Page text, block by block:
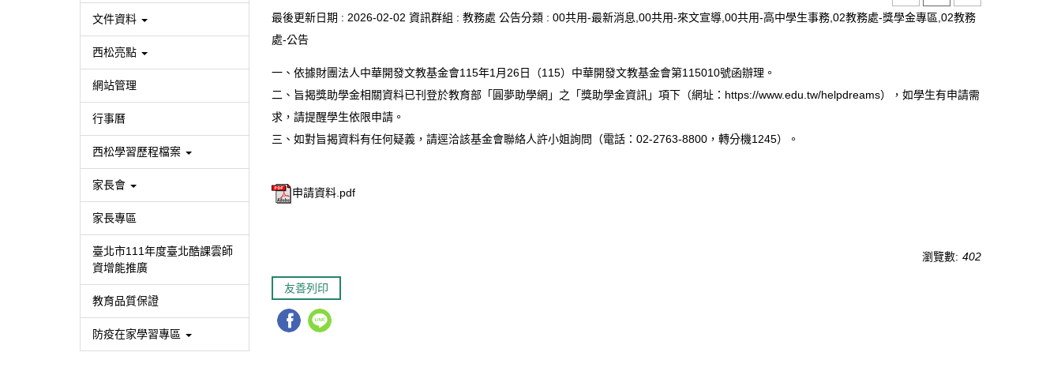
文件資料
西松亮點
網站管理
行事曆
西松學習歷程檔案
家長會
家長專區
臺北市111年度臺北酷課雲師
資增能推廣
教育品質保證
防疫在家學習專區
最後更新日期 : 2026-02-02 資訊群組 : 教務處 公告分類 : 00共用-最新消息,00共用-來文宣導,00共用-高中學生事務,02教務處-獎學金專區,02教務
處-公告
一、依據財團法人中華開發文教基金會115年1月26日（115）中華開發文教基金會第115010號函辦理。
二、旨揭獎助學金相關資料已刊登於教育部「圓夢助學網」之「獎助學金資訊」項下（網址：https://www.edu.tw/helpdreams），如學生有申請需
求，請提醒學生依限申請。
三、如對旨揭資料有任何疑義，請逕洽該基金會聯絡人許小姐詢問（電話：02-2763-8800，轉分機1245）。
申請資料.pdf
瀏覽數: 402
友善列印